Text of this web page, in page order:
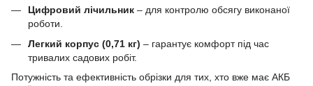
Цифровий лічильник – для контролю обсягу виконаної
роботи.
Легкий корпус (0,71 кг) – гарантує комфорт під час
тривалих садових робіт.
Потужність та ефективність обрізки для тих, хто вже має АКБ